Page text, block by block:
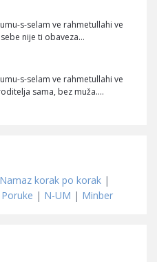
s-selam ve rahmetullahi ve
nije ti obaveza…
s-selam ve rahmetullahi ve
sama, bez muža.…
Namaz korak po korak |
| N-UM | Minber